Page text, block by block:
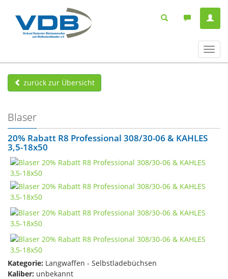
ein-/
zurück zur Übersicht
Blaser
20% Rabatt R8 Professional 308/30-06 & KAHLES
3,5-18x50
Kategorie: Langwaffen - Selbstladebüchsen
Kaliber: unbekannt